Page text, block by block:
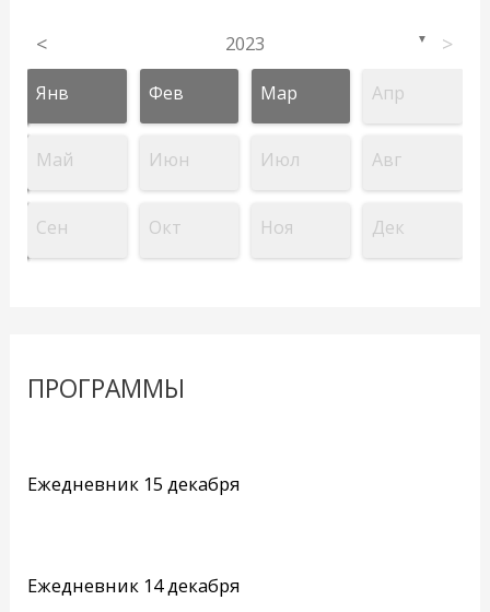
< 2023 ▼ >
Янв Фев Мар Апр
Май Июн Июл Авг
Сен Окт Ноя Дек
ПРОГРАММЫ
Ежедневник 15 декабря
Ежедневник 14 декабря